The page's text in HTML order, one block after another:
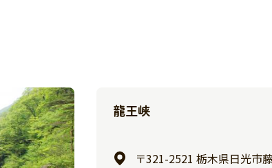
龍王峡
〒321-2521 栃木県日光市